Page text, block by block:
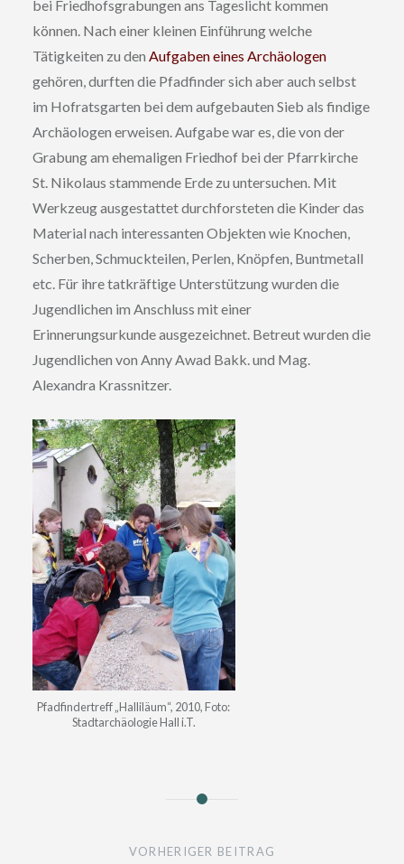
bei Friedhofsgrabungen ans Tageslicht kommen
können. Nach einer kleinen Einführung welche
Tätigkeiten zu den Aufgaben eines Archäologen
gehören, durften die Pfadfinder sich aber auch selbst
im Hofratsgarten bei dem aufgebauten Sieb als findige
Archäologen erweisen. Aufgabe war es, die von der
Grabung am ehemaligen Friedhof bei der Pfarrkirche
St. Nikolaus stammende Erde zu untersuchen. Mit
Werkzeug ausgestattet durchforsteten die Kinder das
Material nach interessanten Objekten wie Knochen,
Scherben, Schmuckteilen, Perlen, Knöpfen, Buntmetall
etc. Für ihre tatkräftige Unterstützung wurden die
Jugendlichen im Anschluss mit einer
Erinnerungsurkunde ausgezeichnet. Betreut wurden die
Jugendlichen von Anny Awad Bakk. und Mag.
Alexandra Krassnitzer.
Pfadfindertreff „Halliläum“, 2010, Foto:
Stadtarchäologie Hall i.T.
VORHERIGER BEITRAG